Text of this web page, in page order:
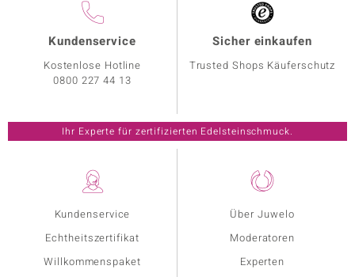
Kundenservice
Echtheitszertifikat
Willkommenspaket
Über Juwelo
Moderatoren
Experten
Kundenservice
Kostenlose Hotline
0800 227 44 13
Sicher einkaufen
Trusted Shops Käuferschutz
Ihr Experte für zertifizierten Edelsteinschmuck.